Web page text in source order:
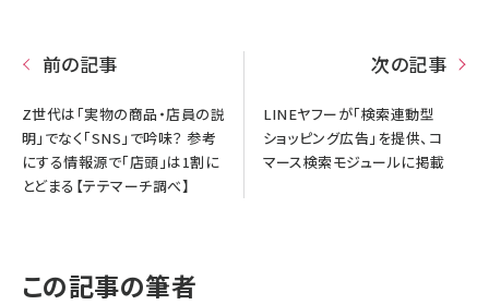
前の記事
Z世代は「実物の商品・店員の説
明」でなく「SNS」で吟味？ 参考
にする情報源で「店頭」は1割に
とどまる【テテマーチ調べ】
次の記事
LINEヤフーが「検索連動型
ショッピング広告」を提供、コ
マース検索モジュールに掲載
この記事の筆者